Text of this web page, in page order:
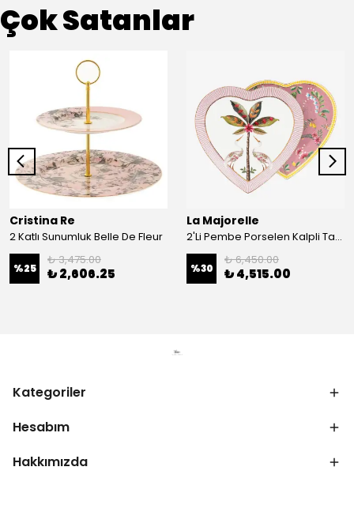
Çok Satanlar
Cristina Re
2 Katlı Sunumluk Belle De Fleur
%25
₺ 3,475.00
₺ 2,606.25
La Majorelle
2'Li Pembe Porselen Kalpli Tabak 21,5 Cm La Majorelle
%30
₺ 6,450.00
₺ 4,515.00
Kategoriler
Hesabım
Hakkımızda